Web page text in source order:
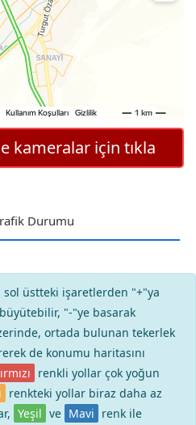
kameralar için tıkla
Durumu
sol üstteki işaretlerden "+"ya
"-"ye basarak
ortada bulunan tekerlek
de konumu haritasını
renkli yollar çok yoğun
renkteki yollar biraz daha az
Yeşil ve Mavi renk ile